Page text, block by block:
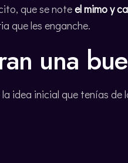
que se noteel mimo y
que les enganche.
una
idea inicial que tenías